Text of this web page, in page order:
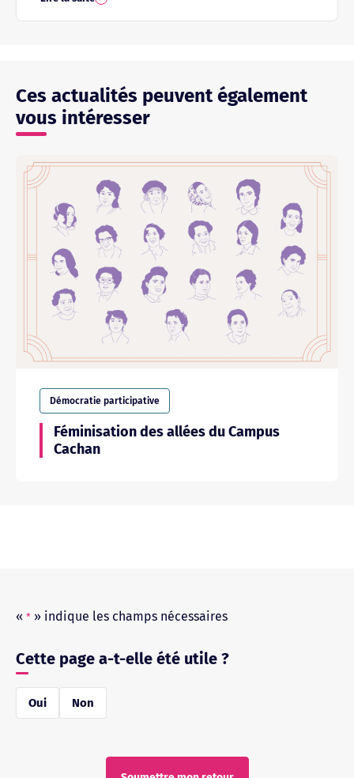
Ces actualités peuvent également
vous intéresser
Démocratie participative
Féminisation des allées du Campus
Cachan
« * » indique les champs nécessaires
Cette page a-t-elle été utile ?
réponse
Oui Non